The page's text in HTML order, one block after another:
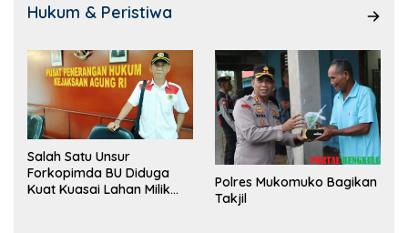
Hukum & Peristiwa
Salah Satu Unsur
Forkopimda BU Diduga
Kuat Kuasai Lahan Milik
Polres Mukomuko Bagikan
Takjil